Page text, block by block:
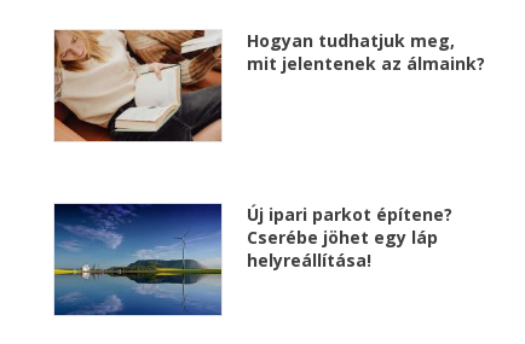
Hogyan tudhatjuk meg,
mit jelentenek az álmaink?
Új ipari parkot építene?
Cserébe jöhet egy láp
helyreállítása!